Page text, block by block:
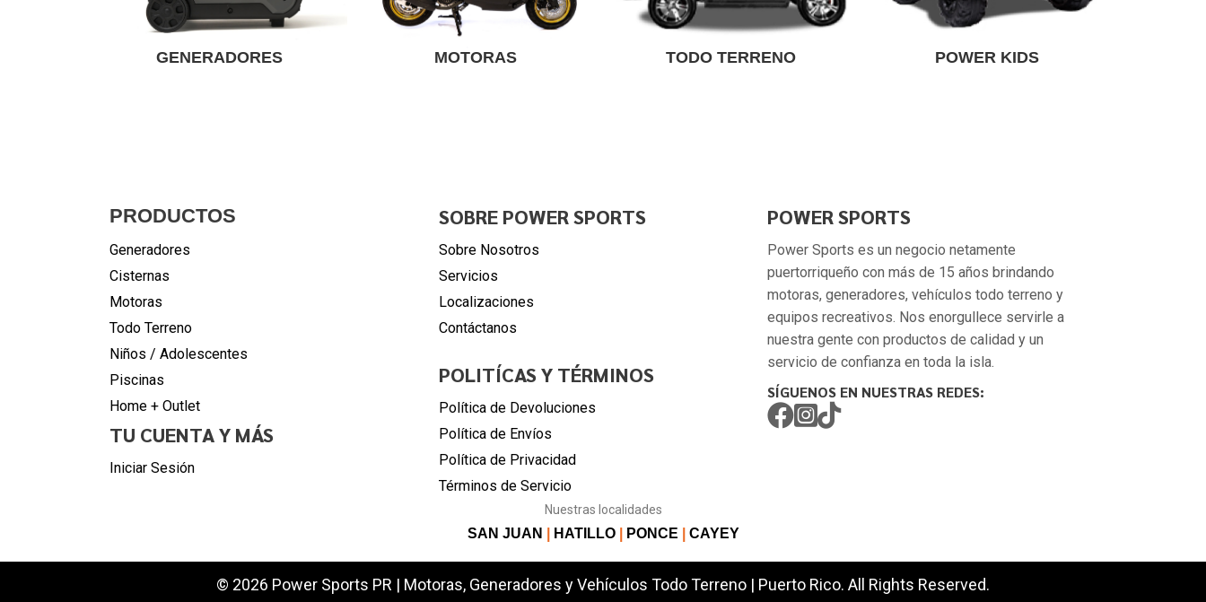
GENERADORES MOTORAS TODO TERRENO POWER KIDS
PRODUCTOS
Generadores
Cisternas
Motoras
Todo Terreno
Niños / Adolescentes
Piscinas
Home + Outlet
TU CUENTA Y MÁS
Iniciar Sesión
SOBRE POWER SPORTS
Sobre Nosotros
Servicios
Localizaciones
Contáctanos
POLITÍCAS Y TÉRMINOS
Política de Devoluciones
Política de Envíos
Política de Privacidad
Términos de Servicio
POWER SPORTS
Power Sports es un negocio netamente
puertorriqueño con más de 15 años brindando
motoras, generadores, vehículos todo terreno y
equipos recreativos. Nos enorgullece servirle a
nuestra gente con productos de calidad y un
servicio de confianza en toda la isla.
SÍGUENOS EN NUESTRAS REDES:
Nuestras localidades
SAN JUAN HATILLO PONCE CAYEY
© 2026 Power Sports PR | Motoras, Generadores y Vehículos Todo Terreno | Puerto Rico. All Rights Reserved.